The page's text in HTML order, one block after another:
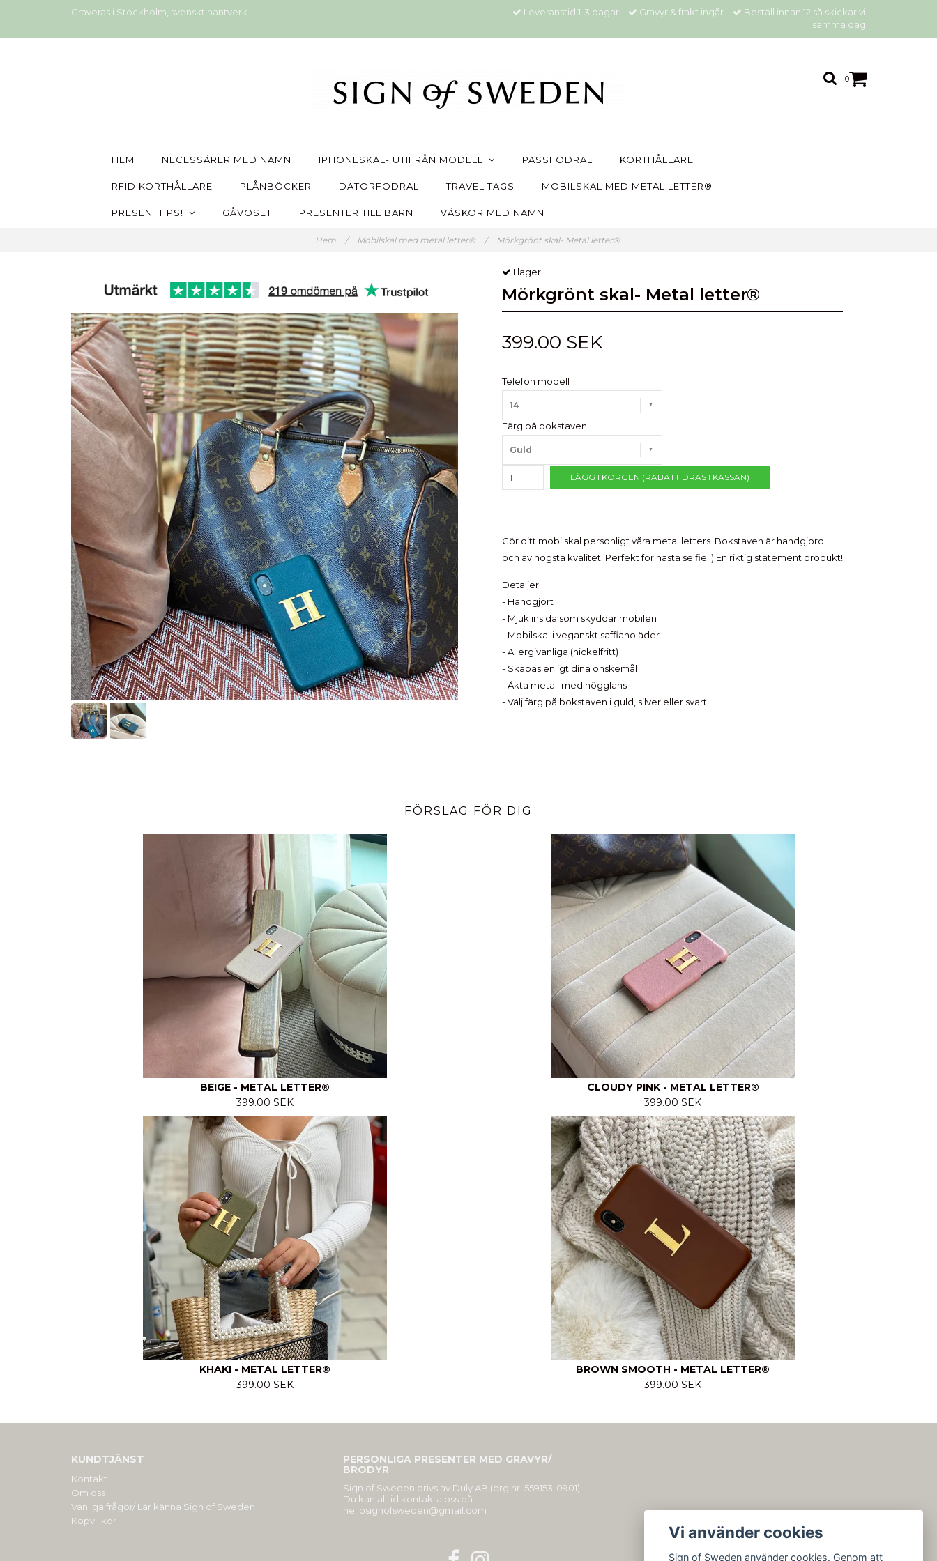
Graveras i Stockholm, svenskt hantverk Leveranstid 1-3 dagar Gravyr & frakt ingår
Beställ innan 12 så skickar vi
samma dag
0
HEM NECESSÄRER MED NAMN IPHONESKAL- UTIFRÅN MODELL PASSFODRAL KORTHÅLLARE
RFID KORTHÅLLARE PLÅNBÖCKER DATORFODRAL TRAVEL TAGS MOBILSKAL MED METAL LETTER®
PRESENTTIPS! GÅVOSET PRESENTER TILL BARN VÄSKOR MED NAMN
Hem / Mobilskal med metal letter® / Mörkgrönt skal- Metal letter®
I lager.
Mörkgrönt skal- Metal letter®
399.00 SEK
Telefon modell
14
Färg på bokstaven
Guld
LÄGG I KORGEN (RABATT DRAS I KASSAN)
Gör ditt mobilskal personligt våra metal letters. Bokstaven är handgjord
och av högsta kvalitet. Perfekt för nästa selfie ;) En riktig statement produkt!
Detaljer:
- Handgjort
- Mjuk insida som skyddar mobilen
- Mobilskal i veganskt saffianoläder
- Allergivänliga (nickelfritt)
- Skapas enligt dina önskemål
- Äkta metall med högglans
- Välj färg på bokstaven i guld, silver eller svart
FÖRSLAG FÖR DIG
BEIGE - METAL LETTER®
399.00 SEK
CLOUDY PINK - METAL LETTER®
399.00 SEK
KHAKI - METAL LETTER®
399.00 SEK
BROWN SMOOTH - METAL LETTER®
399.00 SEK
KUNDTJÄNST
Kontakt
Om oss
Vanliga frågor/ Lär känna Sign of Sweden
Köpvillkor
PERSONLIGA PRESENTER MED GRAVYR/
BRODYR
Sign of Sweden drivs av Duly AB (org.nr: 559153-0901).
Du kan alltid kontakta oss på
hellosignofsweden@gmail.com
Vi använder cookies
Sign of Sweden använder cookies. Genom att